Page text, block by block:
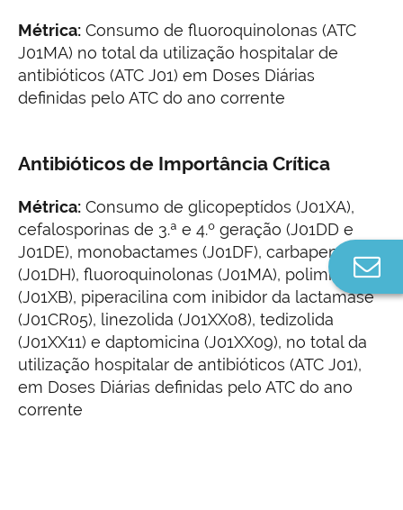
Métrica: Consumo de fluoroquinolonas (ATC
J01MA) no total da utilização hospitalar de
antibióticos (ATC J01) em Doses Diárias
definidas pelo ATC do ano corrente
Antibióticos de Importância Crítica
Métrica: Consumo de glicopeptídos (J01XA),
cefalosporinas de 3.ª e 4.º geração (J01DD e
J01DE), monobactames (J01DF), carbapenemes
(J01DH), fluoroquinolonas (J01MA), polimixinas
(J01XB), piperacilina com inibidor da lactamase
(J01CR05), linezolida (J01XX08), tedizolida
(J01XX11) e daptomicina (J01XX09), no total da
utilização hospitalar de antibióticos (ATC J01),
em Doses Diárias definidas pelo ATC do ano
corrente